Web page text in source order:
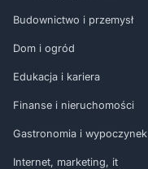
Budownictwo i przemysł
Dom i ogród
Edukacja i kariera
Finanse i nieruchomości
Gastronomia i wypoczynek
Internet, marketing, it